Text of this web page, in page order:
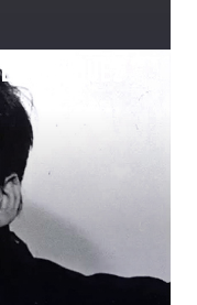
Enríquez